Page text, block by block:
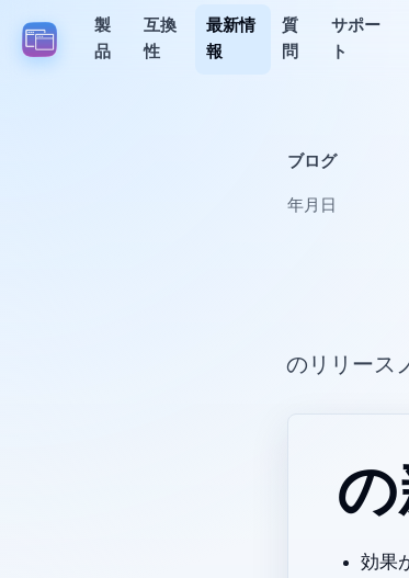
製
品
互換
性
最新情
報
質
問
サポー
ト
ブログ
2026年4月27日
Parall のリリ
Dock